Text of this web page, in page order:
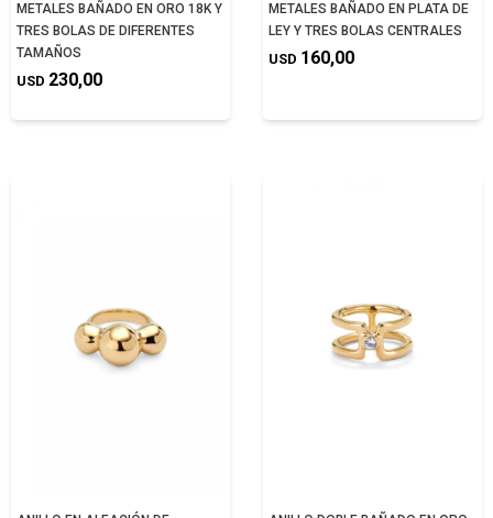
METALES BAÑADO EN ORO 18K Y
TRES BOLAS DE DIFERENTES
TAMAÑOS
USD 230,00
METALES BAÑADO EN PLATA DE
LEY Y TRES BOLAS CENTRALES
USD 160,00